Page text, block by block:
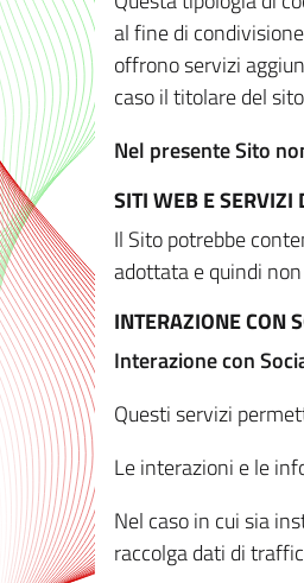
al fine di
offrono servizi
caso il titolare del
Nel presente Sito
SITI WEB E SERVIZI
Il Sito potrebbe
adottata e quindi
INTERAZIONE CON
Interazione con
Questi servizi
Le interazioni e le
Nel caso in cui sia
raccolga dati di